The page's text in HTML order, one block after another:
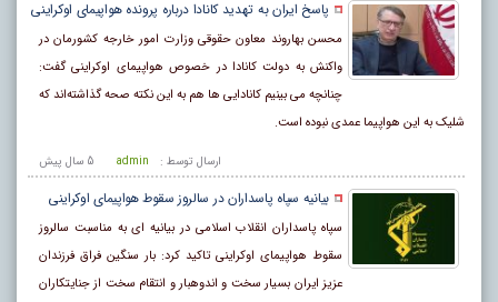
پاسخ ایران به تهدید کانادا درباره پرونده هواپیمای اوکراینی
محسن بهاروند معاون حقوقی وزارت امور خارجه کشورمان در
واکنش به دولت کانادا در خصوص هواپیمای اوکراینی گفت:
چنانچه می بینیم کانادایی ها هم به این نکته صحه گذاشته‌اند که
شلیک به این هواپیما عمدی نبوده است.
5 سال پيش ارسال توسط : admin
بیانیه سپاه پاسداران در سالروز سقوط هواپیمای اوکراینی
سپاه پاسداران انقلاب اسلامی در بیانیه‌ ای به مناسبت سالروز
سقوط هواپیمای اوکراینی تاکید کرد: بار سنگین فراق فرزندان
عزیز ایران بسیار سخت و اندوهبار و انتقام سخت از جنایتکاران